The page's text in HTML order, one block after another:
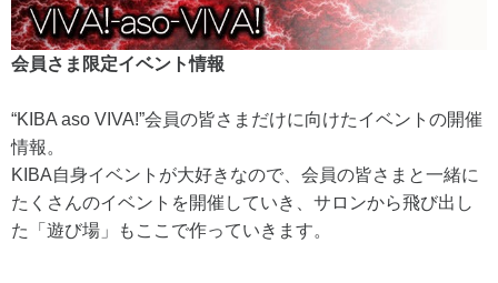
会員さま限定イベント情報
“KIBA aso VIVA!”会員の皆さまだけに向けたイベントの開催
情報。
KIBA自身イベントが大好きなので、会員の皆さまと一緒に
たくさんのイベントを開催していき、サロンから飛び出し
た「遊び場」もここで作っていきます。